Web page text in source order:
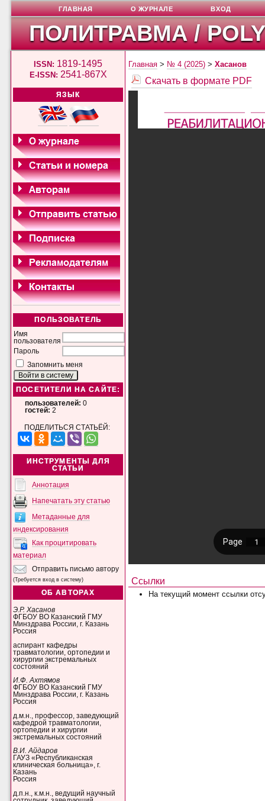
ПОЛИТРАВМА /
ISSN: 1819-1495
E-ISSN: 2541-867X
ЯЗЫК
ПОЛЬЗОВАТЕЛЬ
Имя
пользователя
Пароль
Запомнить меня
ПОСЕТИТЕЛИ НА САЙТЕ:
пользователей: 0
гостей: 2
ПОДЕЛИТЬСЯ СТАТЬЁЙ:
ИНСТРУМЕНТЫ ДЛЯ
СТАТЬИ
Аннотация
Напечатать эту статью
Метаданные для
индексирования
Как процитировать
материал
Отправить письмо автору
(Требуется вход в систему)
ОБ АВТОРАХ
Э.Р. Хасанов
ФГБОУ ВО Казанский ГМУ
Минздрава России, г. Казань
Россия
аспирант кафедры
травматологии, ортопедии и
хирургии экстремальных
состояний
И.Ф. Ахтямов
ФГБОУ ВО Казанский ГМУ
Минздрава России, г. Казань
Россия
д.м.н., профессор, заведующий
кафедрой травматологии,
ортопедии и хирургии
экстремальных состояний
В.И. Айдаров
ГАУЗ «Республиканская
клиническая больница», г.
Казань
Россия
д.п.н., к.м.н., ведущий научный
ГЛАВНАЯ О ЖУРНАЛЕ ВХОД
Главная > № 4 (2025) >Хасанов
Скачать в формате PDF
Ссылки
На текущий момент ссылки